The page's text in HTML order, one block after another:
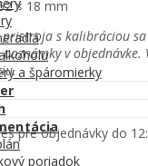
a špáromierky
poriadok
× 18 mm
s kalibráciou
v
pre objednávky do